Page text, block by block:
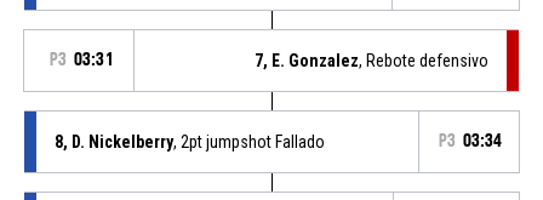
P3 03:31 7, E. Gonzalez, Rebote defensivo
8, D. Nickelberry, 2pt jumpshot Fallado P3 03:34